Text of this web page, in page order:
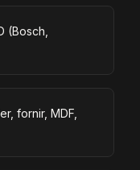
(Bosch,
fornir, MDF,